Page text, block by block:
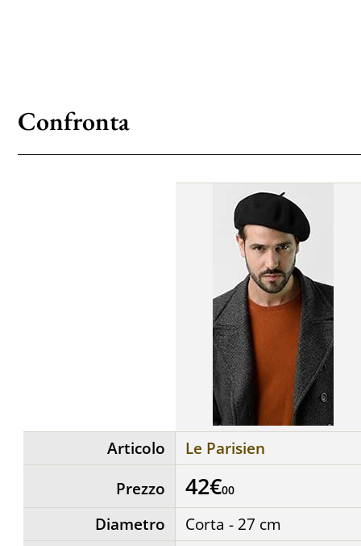
Confronta
Articolo
Prezzo
Diametro
Le Parisien
42€00
Corta - 27 cm